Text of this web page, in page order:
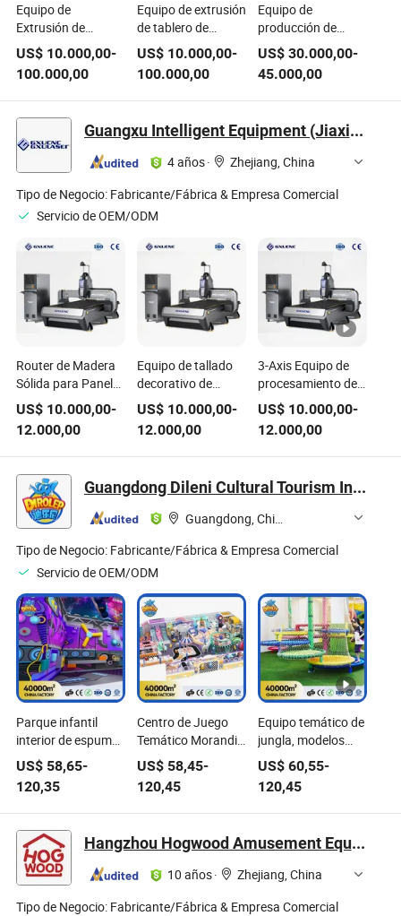
Equipo de
Extrusión de
Plástico de Madera
Jwell para Placas
de Techo de PVC,
Cubiertas de
Ventanas de Carga
Rápida, Cubiertas
de Puertas
US$ 10.000,00-
100.000,00
Equipo de extrusión
de tablero de
plástico de madera
Jwell para placa de
techo de PVC
decoración pública
US$ 10.000,00-
100.000,00
Equipo de
producción de
tuberías de plástico
HDPE para gas
Jwell para obras de
construcción, línea
extrusión de
tuberías de
suministro de agua,
gas y aceite de
US$ 30.000,00-
45.000,00
Guangxu Intelligent Equipment (Jiaxing) Co., Ltd.
4 años·
Zhejiang, China
Tipo de Negocio: Fabricante/Fábrica & Empresa Comercial
Servicio de OEM/ODM
Router de Madera
Sólida para Paneles
Decorativos de
Múltiples
Propósitos
MD2500s
US$ 10.000,00-
12.000,00
Equipo de tallado
decorativo de
madera
multifuncional y
multipropósito
MD2500s
US$ 10.000,00-
12.000,00
3-Axis Equipo de
procesamiento de
grabado de marco
decorativo de
madera CNC Atc
MD2500s
US$ 10.000,00-
12.000,00
Guangdong Dileni Cultural Tourism Industry Development Co., Ltd.
Guangdong, China
Tipo de Negocio: Fabricante/Fábrica & Empresa Comercial
Servicio de OEM/ODM
Parque infantil
interior de espuma
para niños, equipo
de juego suave
para niños,
tobogán de avión
para bebés,
madera
US$ 58,65-
120,35
Centro de Juego
Temático Morandi
Equipamiento de
Parque Infantil
Interior
Equipamiento de
para Niños
Tobogán Área de
Juego Suave de
Madera
US$ 58,45-
120,45
Equipo temático de
jungla, modelos
animatrónicos,
parque de
trampolines, equipo
de parque infantil
bebés, tobogán de
avión, área de
juego suave de
madera
US$ 60,55-
120,45
Hangzhou Hogwood Amusement Equipment Co., Ltd.
10 años·
Zhejiang, China
Tipo de Negocio: Fabricante/Fábrica & Empresa Comercial